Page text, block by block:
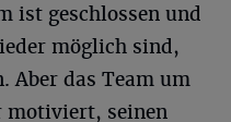
ist geschlossen und
möglich sind,
Aber das Team um
motiviert, seinen